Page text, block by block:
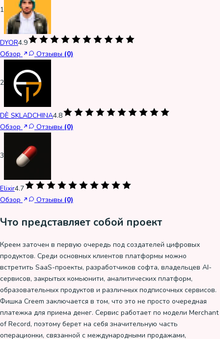
1
DYOR4.9
Обзор
Отзывы (0)
2
DÈ SKLADCHINA4.8
Обзор
Отзывы (0)
3
Elixir4.7
Обзор
Отзывы (0)
Что представляет собой проект
Креем заточен в первую очередь под создателей цифровых
продуктов. Среди основных клиентов платформы можно
встретить SaaS-проекты, разработчиков софта, владельцев AI-
сервисов, закрытых комьюнити, аналитических платформ,
образовательных продуктов и различных подписочных сервисов.
Фишка Creem заключается в том, что это не просто очередная
платежка для приема денег. Сервис работает по модели Merchant
of Record, поэтому берет на себя значительную часть
операционки, связанной с международными продажами,